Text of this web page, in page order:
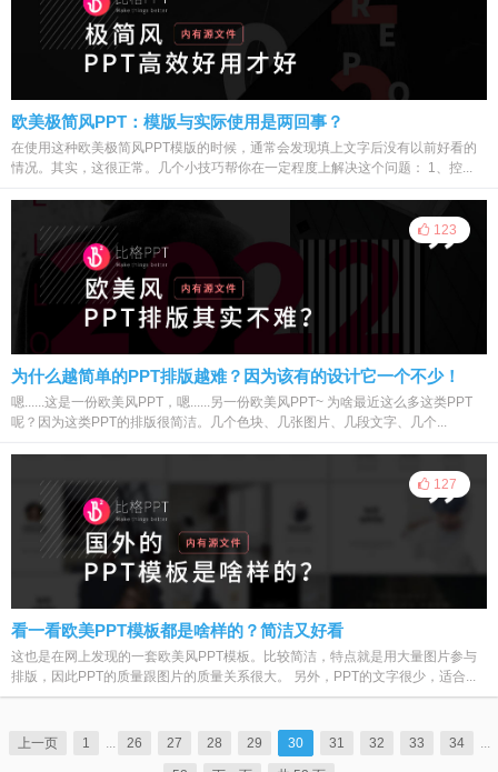
欧美极简风PPT：模版与实际使用是两回事？
在使用这种欧美极简风PPT模版的时候，通常会发现填上文字后没有以前好看的
情况。其实，这很正常。几个小技巧帮你在一定程度上解决这个问题： 1、控...
123
为什么越简单的PPT排版越难？因为该有的设计它一个不少！
嗯......这是一份欧美风PPT，嗯......另一份欧美风PPT~ 为啥最近这么多这类PPT
呢？因为这类PPT的排版很简洁。几个色块、几张图片、几段文字、几个...
127
看一看欧美PPT模板都是啥样的？简洁又好看
这也是在网上发现的一套欧美风PPT模板。比较简洁，特点就是用大量图片参与
排版，因此PPT的质量跟图片的质量关系很大。 另外，PPT的文字很少，适合...
上一页 1 ... 26 27 28 29 30 31 32 33 34 ...